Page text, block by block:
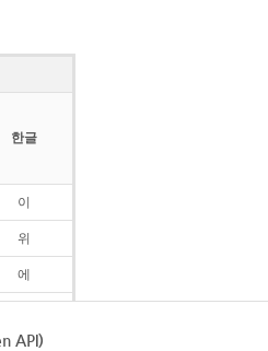
한글
이
위
에
에
API)